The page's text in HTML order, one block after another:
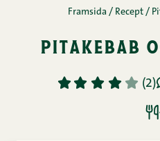
Framsida / Recept /
pitakebab
1 2 3 4 5 (2)